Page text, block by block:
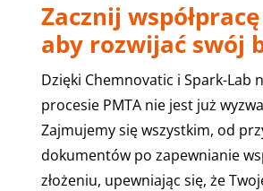
Zacznij
aby rozwijać swój
Dzięki Chemnovatic i Spark-Lab
procesie PMTA nie jest już
Zajmujemy się wszystkim, od
dokumentów po zapewnianie
złożeniu, upewniając się, że